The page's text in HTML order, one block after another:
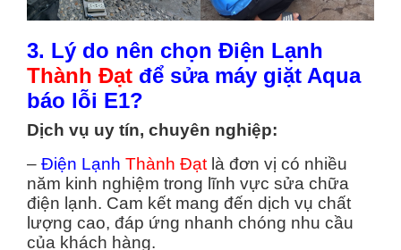
3. Lý do nên chọn Điện Lạnh
Thành Đạt để sửa máy giặt Aqua
báo lỗi E1?
Dịch vụ uy tín, chuyên nghiệp:
– Điện Lạnh Thành Đạt là đơn vị có nhiều
năm kinh nghiệm trong lĩnh vực sửa chữa
điện lạnh. Cam kết mang đến dịch vụ chất
lượng cao, đáp ứng nhanh chóng nhu cầu
của khách hàng.